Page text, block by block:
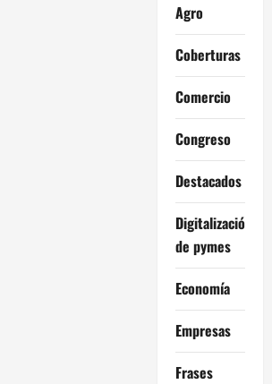
Agro
Coberturas
Comercio
Congreso
Destacados
Digitalización
de pymes
Economía
Empresas
Frases